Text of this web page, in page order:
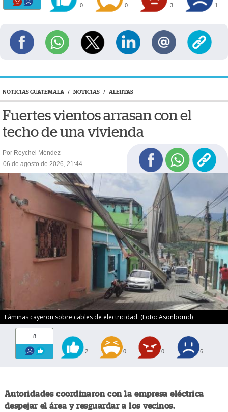
0 0 3 1
NOTICIAS GUATEMALA / NOTICIAS / ALERTAS
Fuertes vientos arrasan con el
techo de una vivienda
Por Reychel Méndez
06 de agosto de 2026, 21:44
Láminas cayeron sobre cables de electricidad. (Foto: Asonbomd)
8
2 0 0 6
Autoridades coordinaron con la empresa eléctrica
despejar el área y resguardar a los vecinos.